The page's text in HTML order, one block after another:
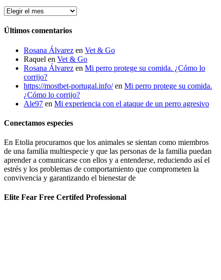

Últimos comentarios
Rosana Álvarez en Vet & Go
Raquel en Vet & Go
Rosana Álvarez en Mi perro protege su comida. ¿Cómo lo
corrijo?
https://mostbet-portugal.info/en Mi perro protege su comida.
¿Cómo lo corrijo?
Ale97 en Mi experiencia con el ataque de un perro agresivo
Conectamos especies
En Etolia procuramos que los animales se sientan como miembros
de una familia multiespecie y que las personas de la familia puedan
aprender a comunicarse con ellos y a entenderse, reduciendo así el
estrés y los problemas de comportamiento que comprometen la
convivencia y garantizando el bienestar de
Elite Fear Free Certifed Professional